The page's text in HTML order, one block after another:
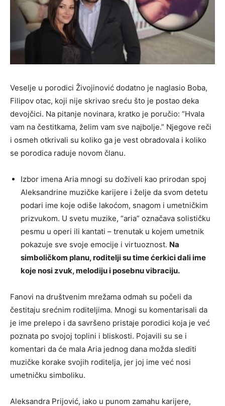
Veselje u porodici Živojinović dodatno je naglasio Boba,
Filipov otac, koji nije skrivao sreću što je postao deka
devojčici. Na pitanje novinara, kratko je poručio: “Hvala
vam na čestitkama, želim vam sve najbolje.” Njegove reči
i osmeh otkrivali su koliko ga je vest obradovala i koliko
se porodica raduje novom članu.
Izbor imena Aria mnogi su doživeli kao prirodan spoj
Aleksandrine muzičke karijere i želje da svom detetu
podari ime koje odiše lakoćom, snagom i umetničkim
prizvukom. U svetu muzike, “aria” označava solističku
pesmu u operi ili kantati – trenutak u kojem umetnik
pokazuje sve svoje emocije i virtuoznost. Na
simboličkom planu, roditelji su time ćerkici dali ime
koje nosi zvuk, melodiju i posebnu vibraciju.
Fanovi na društvenim mrežama odmah su počeli da
čestitaju srećnim roditeljima. Mnogi su komentarisali da
je ime prelepo i da savršeno pristaje porodici koja je već
poznata po svojoj toplini i bliskosti. Pojavili su se i
komentari da će mala Aria jednog dana možda slediti
muzičke korake svojih roditelja, jer joj ime već nosi
umetničku simboliku.
Aleksandra Prijović, iako u punom zamahu karijere,